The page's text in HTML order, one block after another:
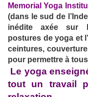
Memorial Yoga
(dans le sud de
inédite axée sur
postures de yoga et
ceintures,
pour permettre à
Le yoga
tout un travail